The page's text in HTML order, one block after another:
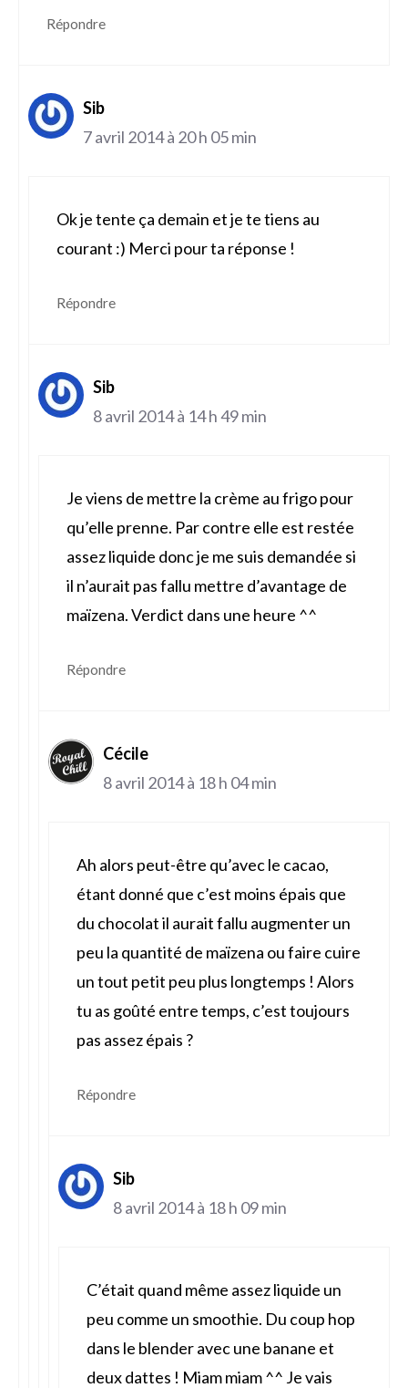
Répondre
Sib
7 avril 2014 à 20 h 05 min
Ok je tente ça demain et je te tiens au
courant :) Merci pour ta réponse !
Répondre
Sib
8 avril 2014 à 14 h 49 min
Je viens de mettre la crème au frigo pour
qu’elle prenne. Par contre elle est restée
assez liquide donc je me suis demandée si
il n’aurait pas fallu mettre d’avantage de
maïzena. Verdict dans une heure ^^
Répondre
Cécile
8 avril 2014 à 18 h 04 min
Ah alors peut-être qu’avec le cacao,
étant donné que c’est moins épais que
du chocolat il aurait fallu augmenter un
peu la quantité de maïzena ou faire cuire
un tout petit peu plus longtemps ! Alors
tu as goûté entre temps, c’est toujours
pas assez épais ?
Répondre
Sib
8 avril 2014 à 18 h 09 min
C’était quand même assez liquide un
peu comme un smoothie. Du coup hop
dans le blender avec une banane et
deux dattes ! Miam miam ^^ Je vais